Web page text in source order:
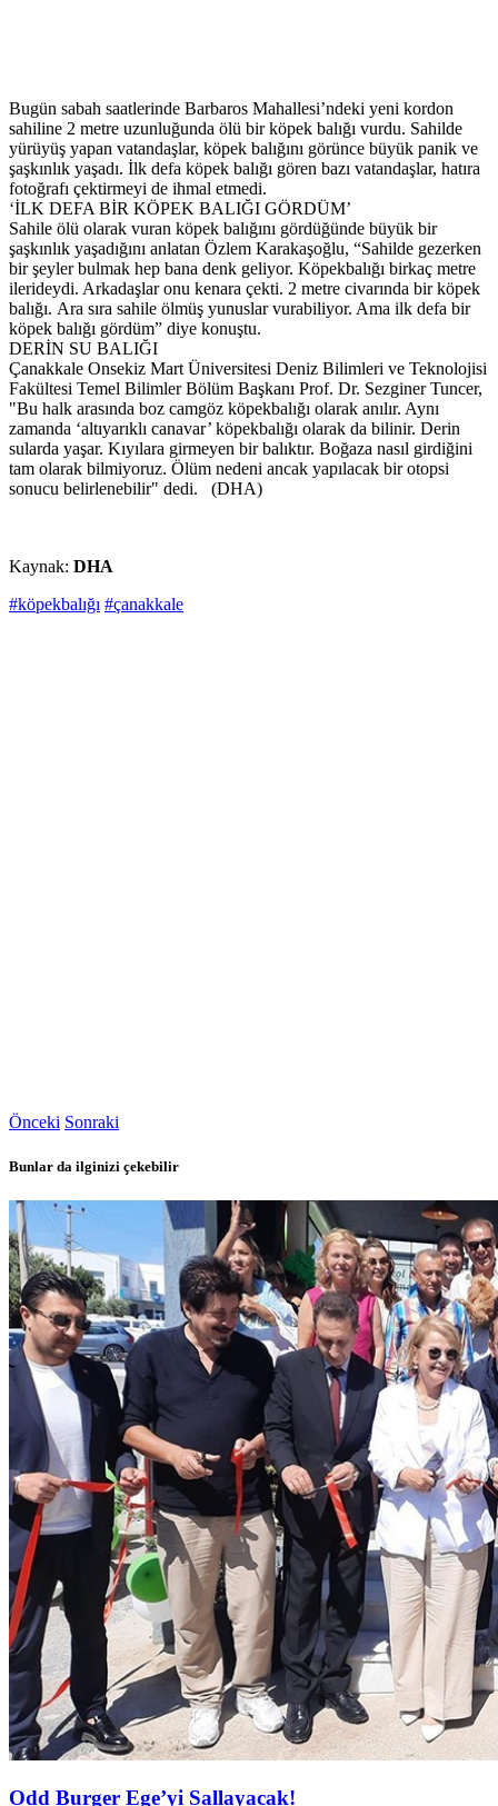
Bugün sabah saatlerinde Barbaros Mahallesi’ndeki yeni kordon
sahiline 2 metre uzunluğunda ölü bir köpek balığı vurdu. Sahilde
yürüyüş yapan vatandaşlar, köpek balığını görünce büyük panik ve
şaşkınlık yaşadı. İlk defa köpek balığı gören bazı vatandaşlar, hatıra
fotoğrafı çektirmeyi de ihmal etmedi.
‘İLK DEFA BİR KÖPEK BALIĞI GÖRDÜM’
Sahile ölü olarak vuran köpek balığını gördüğünde büyük bir
şaşkınlık yaşadığını anlatan Özlem Karakaşoğlu, “Sahilde gezerken
bir şeyler bulmak hep bana denk geliyor. Köpekbalığı birkaç metre
ilerideydi. Arkadaşlar onu kenara çekti. 2 metre civarında bir köpek
balığı. Ara sıra sahile ölmüş yunuslar vurabiliyor. Ama ilk defa bir
köpek balığı gördüm” diye konuştu.
DERİN SU BALIĞI
Çanakkale Onsekiz Mart Üniversitesi Deniz Bilimleri ve Teknolojisi
Fakültesi Temel Bilimler Bölüm Başkanı Prof. Dr. Sezginer Tuncer,
"Bu halk arasında boz camgöz köpekbalığı olarak anılır. Aynı
zamanda ‘altıyarıklı canavar’ köpekbalığı olarak da bilinir. Derin
sularda yaşar. Kıyılara girmeyen bir balıktır. Boğaza nasıl girdiğini
tam olarak bilmiyoruz. Ölüm nedeni ancak yapılacak bir otopsi
sonucu belirlenebilir" dedi. (DHA)
Kaynak: DHA
#köpekbalığı #çanakkale
Önceki Sonraki
Bunlar da ilginizi çekebilir
Odd Burger Ege’yi Sallayacak!